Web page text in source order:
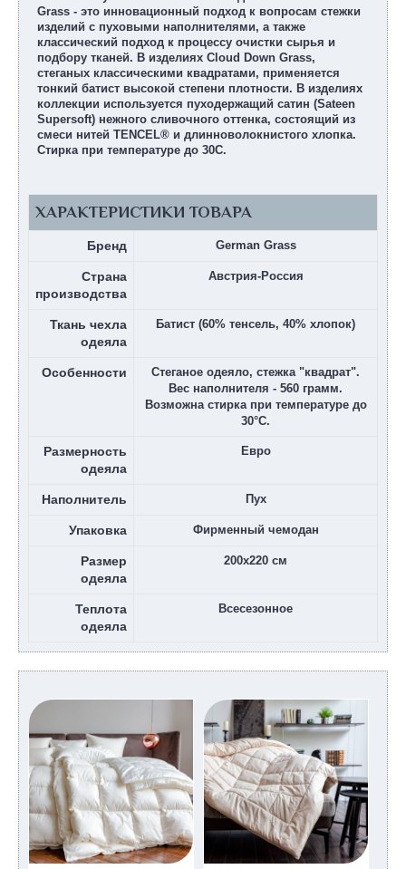
Grass - это инновационный подход к вопросам стежки
изделий с пуховыми наполнителями, а также
классический подход к процессу очистки сырья и
подбору тканей. В изделиях Cloud Down Grass,
стеганых классическими квадратами, применяется
тонкий батист высокой степени плотности. В изделиях
коллекции используется пуходержащий сатин (Sateen
Supersoft) нежного сливочного оттенка, состоящий из
смеси нитей TENCEL® и длинноволокнистого хлопка.
Стирка при температуре до 30С.
ХАРАКТЕРИСТИКИ ТОВАРА
Бренд German Grass
Страна
производства
Австрия-Россия
Ткань чехла
одеяла
Батист (60% тенсель, 40% хлопок)
Особенности
Стеганое одеяло, стежка "квадрат".
Вес наполнителя - 560 грамм.
Возможна стирка при температуре до
30°С.
Размерность
одеяла
Евро
Наполнитель Пух
Упаковка Фирменный чемодан
Размер
одеяла
200х220 см
Теплота
одеяла
Всесезонное